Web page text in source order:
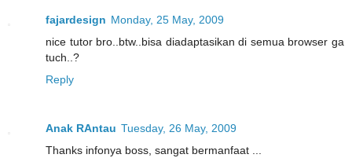
fajardesign Monday, 25 May, 2009
nice tutor bro..btw..bisa diadaptasikan di semua browser ga
tuch..?
Reply
Anak RAntau Tuesday, 26 May, 2009
Thanks infonya boss, sangat bermanfaat ...